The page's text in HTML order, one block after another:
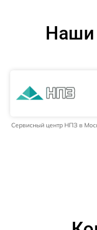
Наши
Сервисный центр НПЗ в